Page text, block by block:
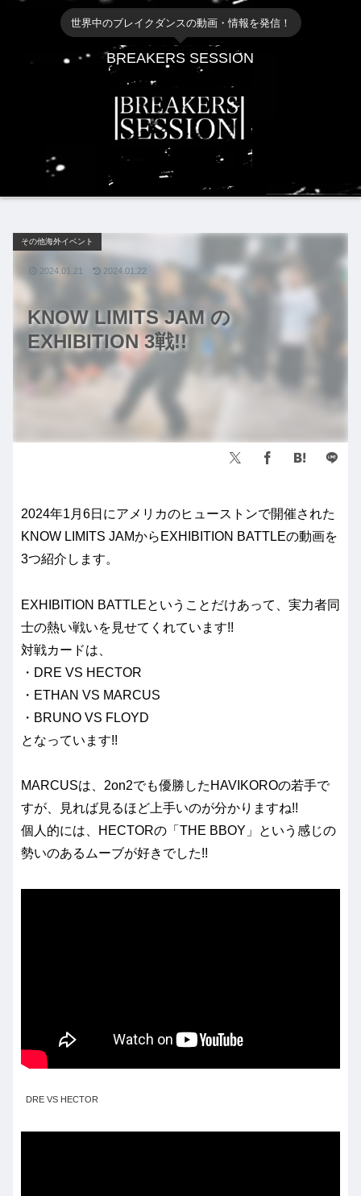
世界中のブレイクダンスの動画・情報を発信！
BREAKERS SESSION
KNOW LIMITS JAM の
EXHIBITION 3戦!!
その他海外イベント
2024.01.21 2024.01.22
2024年1月6日にアメリカのヒューストンで開催された
KNOW LIMITS JAMからEXHIBITION BATTLEの動画を
3つ紹介します。
EXHIBITION BATTLEということだけあって、実力者同
士の熱い戦いを見せてくれています!!
対戦カードは、
・DRE VS HECTOR
・ETHAN VS MARCUS
・BRUNO VS FLOYD
となっています!!
MARCUSは、2on2でも優勝したHAVIKOROの若手で
すが、見れば見るほど上手いのが分かりますね!!
個人的には、HECTORの「THE BBOY」という感じの
勢いのあるムーブが好きでした!!
DRE VS HECTOR